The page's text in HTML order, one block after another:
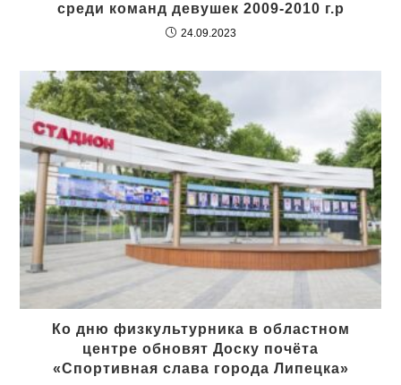
среди команд девушек 2009-2010 г.р
24.09.2023
Ко дню физкультурника в областном
центре обновят Доску почёта
«Спортивная слава города Липецка»